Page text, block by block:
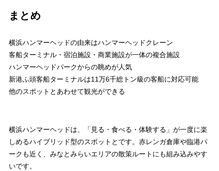
まとめ
横浜ハンマーヘッドの由来はハンマーヘッドクレーン
客船ターミナル・宿泊施設・商業施設が一体の複合施設
ハンマーヘッドパークからの眺めが人気
新港ふ頭客船ターミナルは11万6千総トン級の客船に対応可能
他のスポットとあわせて観光ができる
横浜ハンマーヘッドは、「見る・食べる・体験する」が一度に楽
しめるハイブリッド型のスポットとです。赤レンガ倉庫や臨港パ
ークも近く、みなとみらいエリアの散策ルートにも組み込みやす
いです。